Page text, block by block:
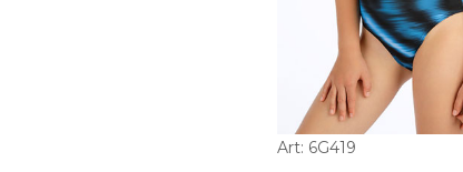
Art: 6G419